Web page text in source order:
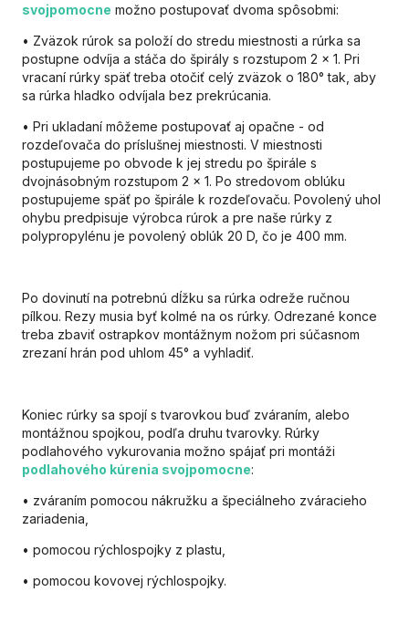
svojpomocne možno postupovať dvoma spôsobmi:
• Zväzok rúrok sa položí do stredu miestnosti a rúrka sa
postupne odvíja a stáča do špirály s rozstupom 2 x 1. Pri
vracaní rúrky späť treba otočiť celý zväzok o 180° tak, aby
sa rúrka hladko odvíjala bez prekrúcania.
• Pri ukladaní môžeme postupovať aj opačne - od
rozdeľovača do príslušnej miestnosti. V miestnosti
postupujeme po obvode k jej stredu po špirále s
dvojnásobným rozstupom 2 x 1. Po stredovom oblúku
postupujeme späť po špirále k rozdeľovaču. Povolený uhol
ohybu predpisuje výrobca rúrok a pre naše rúrky z
polypropylénu je povolený oblúk 20 D, čo je 400 mm.
Po dovinutí na potrebnú dĺžku sa rúrka odreže ručnou
pílkou. Rezy musia byť kolmé na os rúrky. Odrezané konce
treba zbaviť ostrapkov montážnym nožom pri súčasnom
zrezaní hrán pod uhlom 45° a vyhladiť.
Koniec rúrky sa spojí s tvarovkou buď zváraním, alebo
montážnou spojkou, podľa druhu tvarovky. Rúrky
podlahového vykurovania možno spájať pri montáži
podlahového kúrenia svojpomocne:
• zváraním pomocou nákružku a špeciálneho zváracieho
zariadenia,
• pomocou rýchlospojky z plastu,
• pomocou kovovej rýchlospojky.